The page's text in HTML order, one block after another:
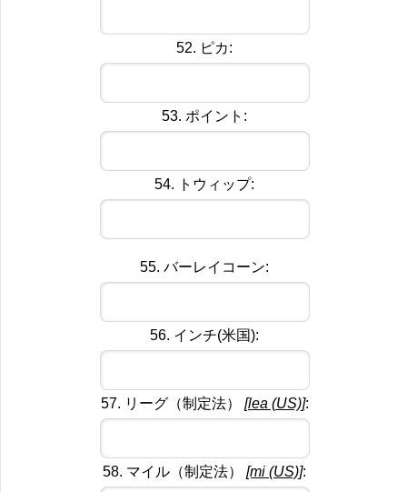
52. ピカ:
53. ポイント:
54. トウィップ:
55. バーレイコーン:
56. インチ(米国):
57. リーグ（制定法） [lea (US)]:
58. マイル（制定法） [mi (US)]: